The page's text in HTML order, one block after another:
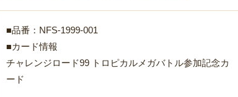
■品番：NFS-1999-001
■カード情報
チャレンジロード99 トロピカルメガバトル参加記念カ
ード